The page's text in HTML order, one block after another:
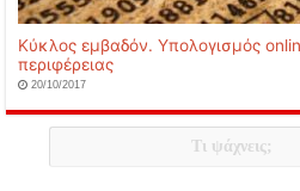
Κύκλος εμβαδόν. Υπολογισμός
περιφέρειας
20/10/2017